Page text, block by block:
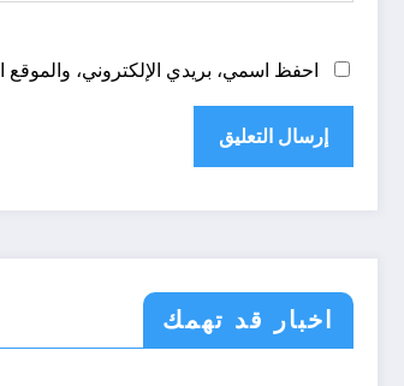
احفظ اسمي، بريدي الإلكتروني، والموقع
اخبار قد تهمك